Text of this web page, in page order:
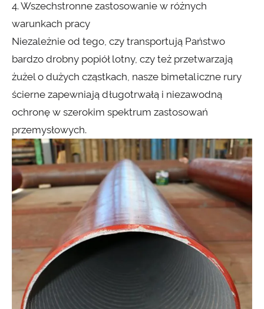
4. Wszechstronne zastosowanie w różnych
warunkach pracy
Niezależnie od tego, czy transportują Państwo
bardzo drobny popiół lotny, czy też przetwarzają
żużel o dużych cząstkach, nasze bimetaliczne rury
ścierne zapewniają długotrwałą i niezawodną
ochronę w szerokim spektrum zastosowań
przemysłowych.